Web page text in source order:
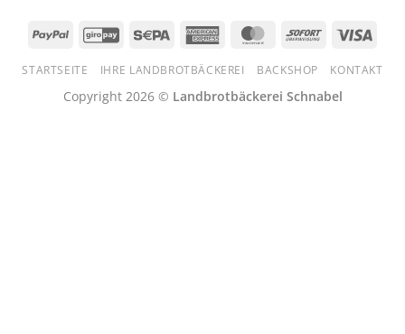
PayPal GiroPay Sepa
American MasterCard
Sofort Visa
STARTSEITE IHRE LANDBROTBÄCKEREI BACKSHOP KONTAKT
Copyright 2026 © Landbrotbäckerei Schnabel